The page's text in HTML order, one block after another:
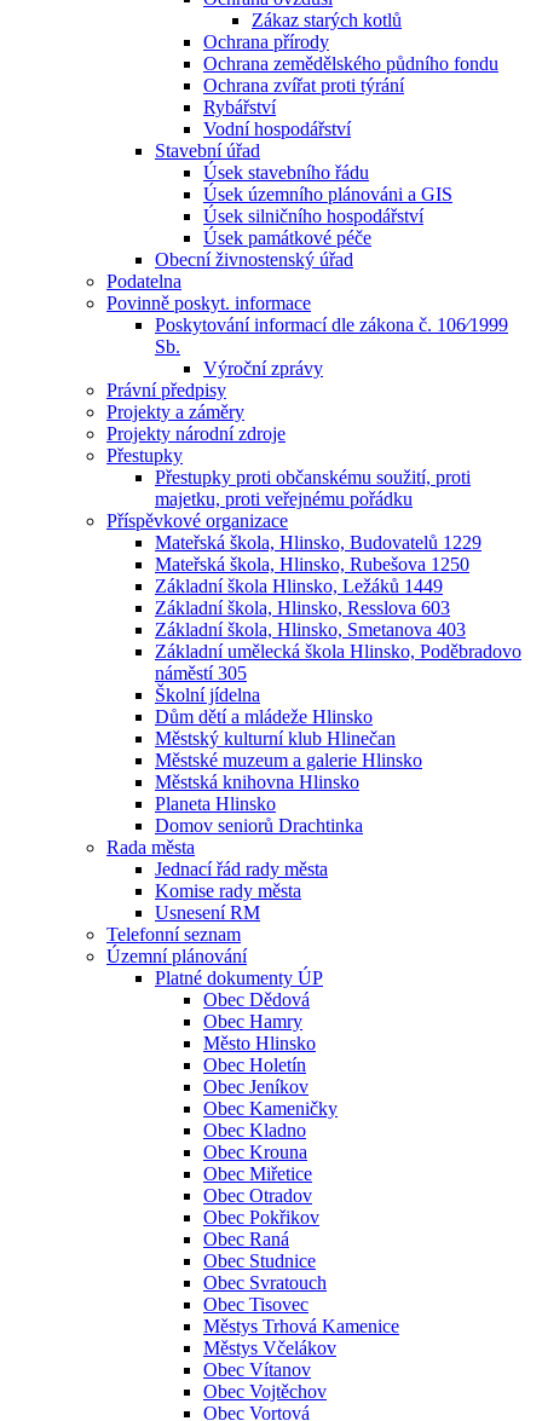
Zákaz starých kotlů
Ochrana přírody
Ochrana zemědělského půdního fondu
Ochrana zvířat proti týrání
Rybářství
Vodní hospodářství
Stavební úřad
Úsek stavebního řádu
Úsek územního plánováni a GIS
Úsek silničního hospodářství
Úsek památkové péče
Obecní živnostenský úřad
Podatelna
Povinně poskyt. informace
Poskytování informací dle zákona č. 106⁄1999
Sb.
Výroční zprávy
Právní předpisy
Projekty a záměry
Projekty národní zdroje
Přestupky
Přestupky proti občanskému soužití, proti
majetku, proti veřejnému pořádku
Příspěvkové organizace
Mateřská škola, Hlinsko, Budovatelů 1229
Mateřská škola, Hlinsko, Rubešova 1250
Základní škola Hlinsko, Ležáků 1449
Základní škola, Hlinsko, Resslova 603
Základní škola, Hlinsko, Smetanova 403
Základní umělecká škola Hlinsko, Poděbradovo
náměstí 305
Školní jídelna
Dům dětí a mládeže Hlinsko
Městský kulturní klub Hlinečan
Městské muzeum a galerie Hlinsko
Městská knihovna Hlinsko
Planeta Hlinsko
Domov seniorů Drachtinka
Rada města
Jednací řád rady města
Komise rady města
Usnesení RM
Telefonní seznam
Územní plánování
Platné dokumenty ÚP
Obec Dědová
Obec Hamry
Město Hlinsko
Obec Holetín
Obec Jeníkov
Obec Kameničky
Obec Kladno
Obec Krouna
Obec Miřetice
Obec Otradov
Obec Pokřikov
Obec Raná
Obec Studnice
Obec Svratouch
Obec Tisovec
Městys Trhová Kamenice
Městys Včelákov
Obec Vítanov
Obec Vojtěchov
Obec Vortová